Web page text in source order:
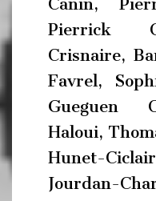
Canin,
Pierrick
Crisnaire,
Favrel,
Gueguen
Haloui,
Hunet-
Jourdan-